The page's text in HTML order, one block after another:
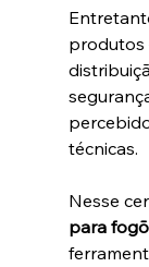
produtos
técnicas.
Nesse
para